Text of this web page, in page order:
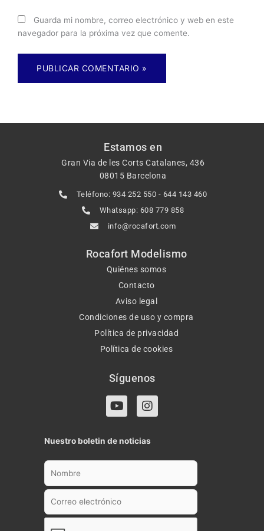
Guarda mi nombre, correo electrónico y web en este
navegador para la próxima vez que comente.
Estamos en
Gran Via de les Corts Catalanes, 436
08015 Barcelona
Teléfono: 934 252 550 - 644 143 460
Whatsapp: 608 779 858
info@rocafort.com
Rocafort Modelismo
Quiénes somos
Contacto
Aviso legal
Condiciones de uso y compra
Política de privacidad
Política de cookies
Síguenos
Y
o
t
u
b
I
n
t
a
g
a
Nuestro boletin de noticias